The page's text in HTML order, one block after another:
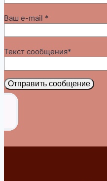
Ваш e-mail *
Текст сообщения*
Отправить сообщение